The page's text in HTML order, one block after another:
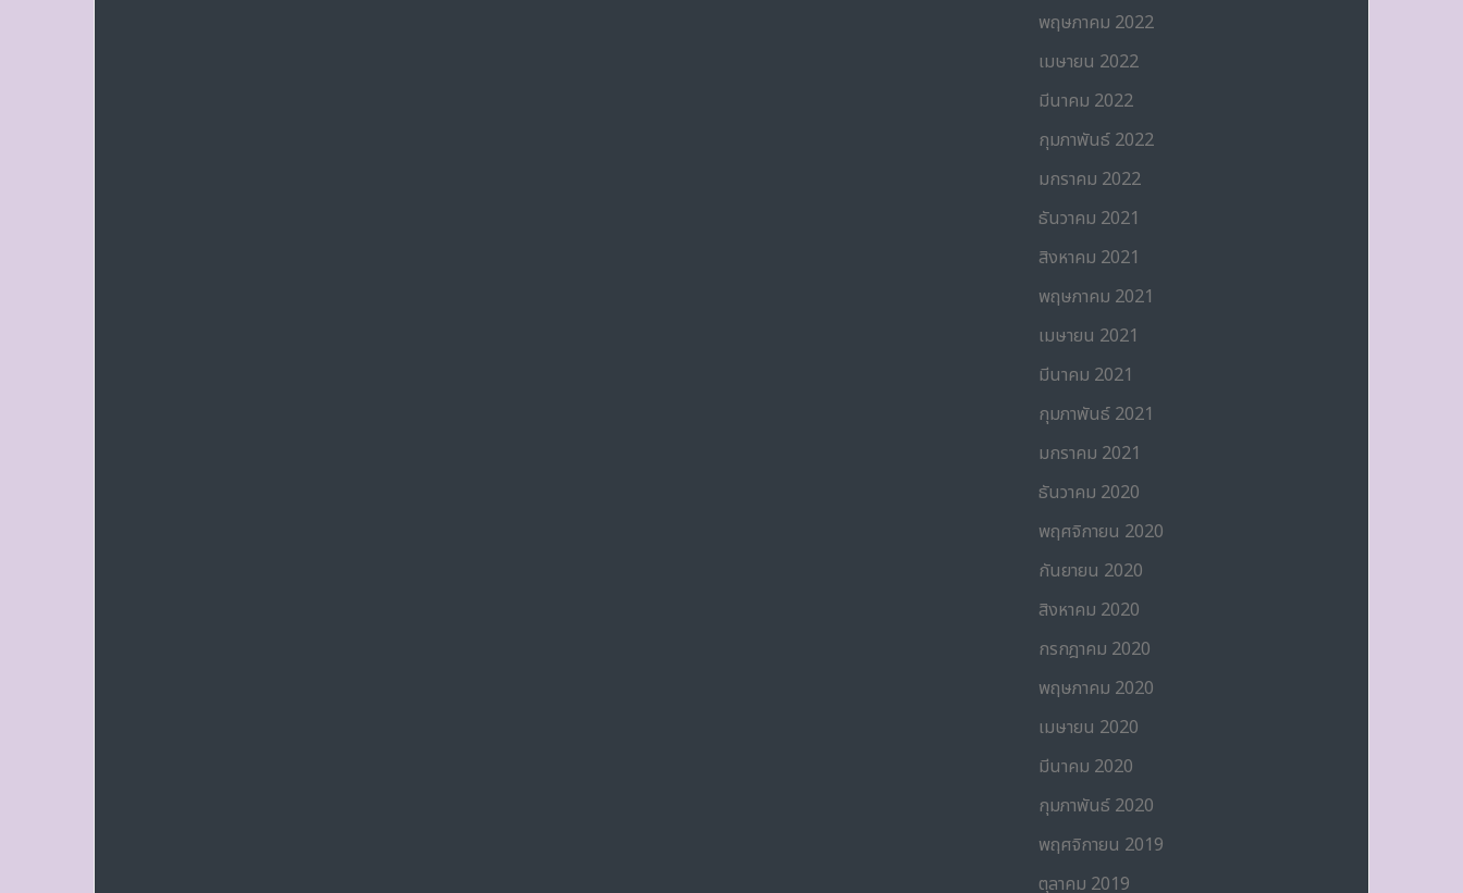
พฤษภาคม 2022
เมษายน 2022
มีนาคม 2022
กุมภาพันธ์ 2022
มกราคม 2022
ธันวาคม 2021
สิงหาคม 2021
พฤษภาคม 2021
เมษายน 2021
มีนาคม 2021
กุมภาพันธ์ 2021
มกราคม 2021
ธันวาคม 2020
พฤศจิกายน 2020
กันยายน 2020
สิงหาคม 2020
กรกฎาคม 2020
พฤษภาคม 2020
เมษายน 2020
มีนาคม 2020
กุมภาพันธ์ 2020
พฤศจิกายน 2019
ตุลาคม 2019